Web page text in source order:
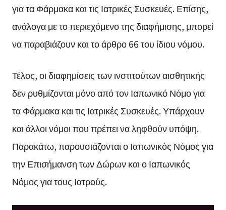
για τα Φάρμακα και τις Ιατρικές Συσκευές. Επίσης,
ανάλογα με το περιεχόμενο της διαφήμισης, μπορεί
να παραβιάζουν και το άρθρο 66 του ίδιου νόμου.
Τέλος, οι διαφημίσεις των ινστιτούτων αισθητικής
δεν ρυθμίζονται μόνο από τον Ιαπωνικό Νόμο για
τα Φάρμακα και τις Ιατρικές Συσκευές. Υπάρχουν
και άλλοι νόμοι που πρέπει να ληφθούν υπόψη.
Παρακάτω, παρουσιάζονται ο Ιαπωνικός Νόμος για
την Επισήμανση των Δώρων και ο Ιαπωνικός
Νόμος για τους Ιατρούς.